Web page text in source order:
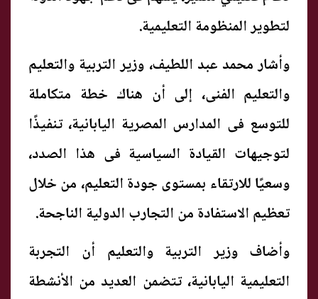
لتطوير المنظومة التعليمية.
وأشار محمد عبد اللطيف، وزير التربية والتعليم
والتعليم الفنى، إلى أن هناك خطة متكاملة
للتوسع فى المدارس المصرية اليابانية، تنفيذًا
لتوجيهات القيادة السياسية فى هذا الصدد،
وسعيًا للارتقاء بمستوى جودة التعليم، من خلال
تعظيم الاستفادة من التجارب الدولية الناجحة.
وأضاف وزير التربية والتعليم أن التجربة
التعليمية اليابانية، تتضمن العديد من الأنشطة